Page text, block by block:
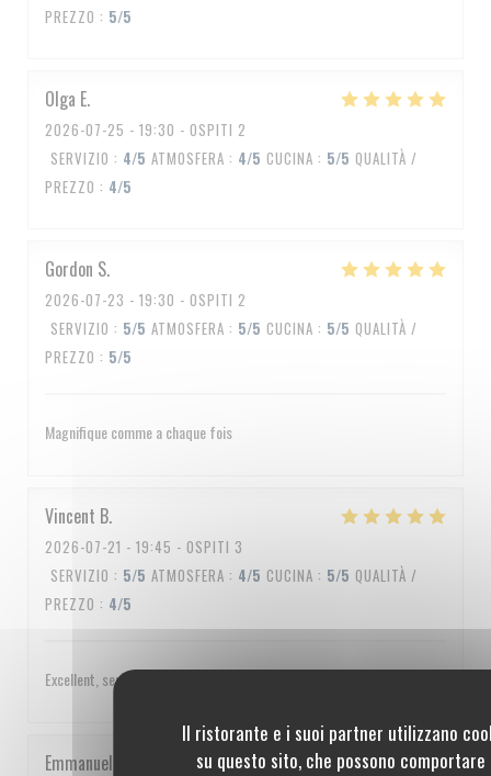
Il ristorante e i suoi partner utilizzano
su questo sito, che possono
PREZZO : 5/5
Olga E
2026-07-25 - 19:30 - OSPITI 2
SERVIZIO : 4/5 ATMOSFERA : 4/5 CUCINA : 5/5 QUALITÀ /
PREZZO : 4/5
Gordon S
2026-07-23 - 19:30 - OSPITI 2
SERVIZIO : 5/5 ATMOSFERA : 5/5 CUCINA : 5/5 QUALITÀ /
PREZZO : 5/5
Magnifique comme a chaque fois
Vincent B
2026-07-21 - 19:45 - OSPITI 3
SERVIZIO : 5/5 ATMOSFERA : 4/5 CUCINA : 5/5 QUALITÀ /
PREZZO : 4/5
Excellent, service impeccable, un peu cher quand même
Emmanuel